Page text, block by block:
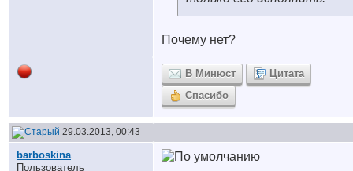
Почему нет?
В Минюст
Цитата
Спасибо
29.03.2013, 00:43
barboskina
Пользователь